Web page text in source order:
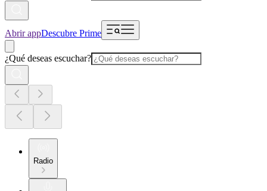
Abrir appDescubre Prime
¿Qué deseas escuchar?
Radio